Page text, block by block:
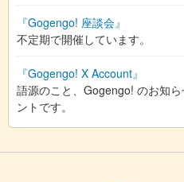
『Gogengo! 座談会』
不定期で開催しています。
『Gogengo! X Account』
語源のこと、Gogengo! のお知
ントです。